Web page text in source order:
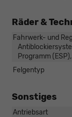
Räder &
Fahrwerk- und
Programm
Felgentyp
Sonstiges
Antriebsart